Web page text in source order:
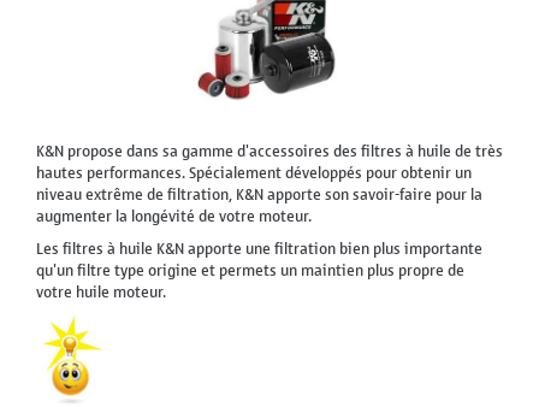
K&N propose dans sa gamme d'accessoires des filtres à huile de très
hautes performances. Spécialement développés pour obtenir un
niveau extrême de filtration, K&N apporte son savoir-faire pour la
augmenter la longévité de votre moteur.
Les filtres à huile K&N apporte une filtration bien plus importante
qu'un filtre type origine et permets un maintien plus propre de
votre huile moteur.